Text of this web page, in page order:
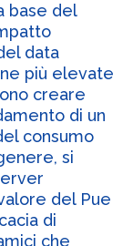
base del
data
più elevate
creare
di un
consumo
si
del Pue
di
che